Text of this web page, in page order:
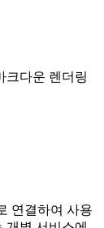
크다운 렌더링
연결하여 사용